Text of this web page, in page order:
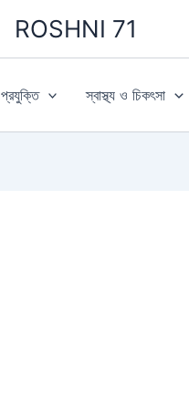
ROSHNI 71
প্রযুক্তি স্বাস্থ্য ও চিকৎসা